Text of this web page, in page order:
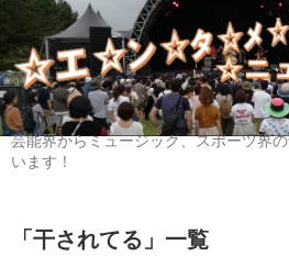
芸能界からミュージック、スポーツ界
います！
「 干されてる 」 一覧